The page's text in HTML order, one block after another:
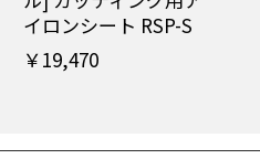
イロンシート RSP-S
￥19,470